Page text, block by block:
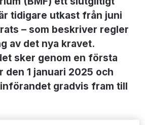
tidigare utkast från juni
– som beskriver regler
av det nya kravet.
sker genom en första
den 1 januari 2025 och
gradvis fram till